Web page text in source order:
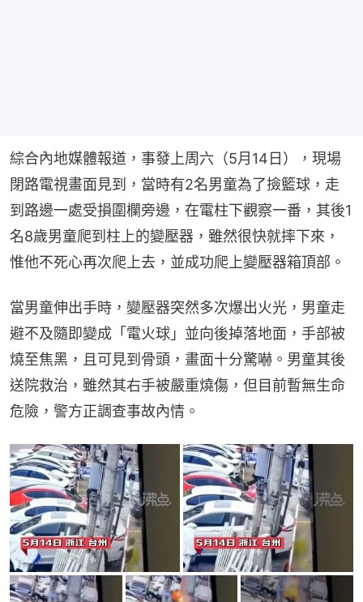
綜合內地媒體報道，事發上周六（5月14日），現場
閉路電視畫面見到，當時有2名男童為了撿籃球，走
到路邊一處受損圍欄旁邊，在電柱下觀察一番，其後1
名8歲男童爬到柱上的變壓器，雖然很快就摔下來，
惟他不死心再次爬上去，並成功爬上變壓器箱頂部。
當男童伸出手時，變壓器突然多次爆出火光，男童走
避不及隨即變成「電火球」並向後掉落地面，手部被
燒至焦黑，且可見到骨頭，畫面十分驚嚇。男童其後
送院救治，雖然其右手被嚴重燒傷，但目前暫無生命
危險，警方正調查事故內情。